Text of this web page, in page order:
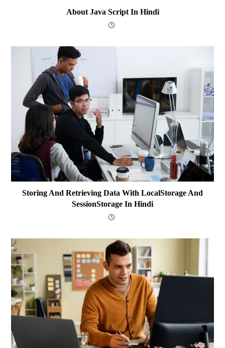
About Java Script In Hindi
Storing And Retrieving Data With LocalStorage And
SessionStorage In Hindi